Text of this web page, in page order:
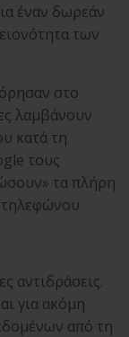
έναν δωρεάν
των
στο
λαμβάνουν
κατά τη
τους
τα πλήρη
τηλεφώνου
αντιδράσεις.
για ακόμη
από τη